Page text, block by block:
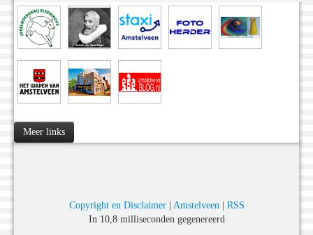
Meer links
Copyright en Disclaimer| Amstelveen| RSS
In 10,8 milliseconden gegenereerd